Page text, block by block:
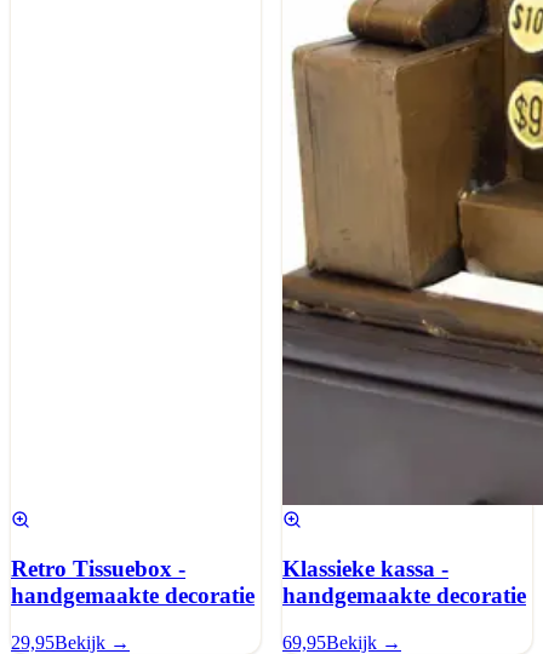
Retro Tissuebox -
handgemaakte decoratie
29,95Bekijk →
Klassieke kassa -
handgemaakte decoratie
69,95Bekijk →